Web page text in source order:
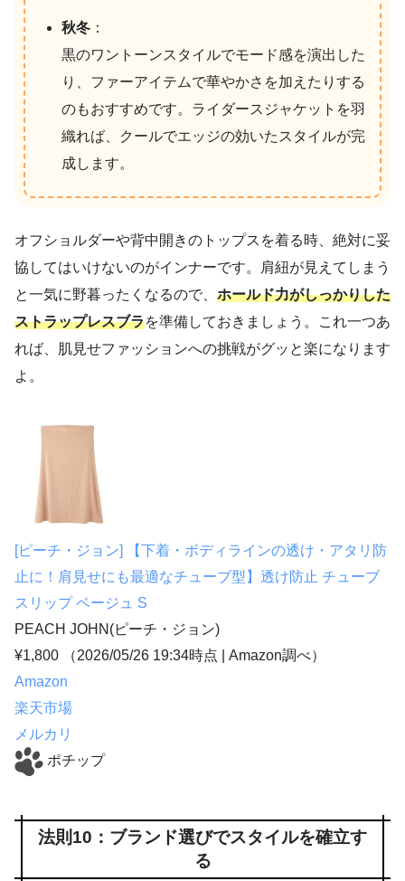
秋冬 ：
黒のワントーンスタイルでモード感を演出した
り、ファーアイテムで華やかさを加えたりする
のもおすすめです。ライダースジャケットを羽
織れば、クールでエッジの効いたスタイルが完
成します。
オフショルダーや背中開きのトップスを着る時、絶対に妥
協してはいけないのがインナーです。肩紐が見えてしまう
と一気に野暮ったくなるので、 ホールド力がしっかりした
ストラップレスブラを準備しておきましょう。これ一つあ
れば、肌見せファッションへの挑戦がグッと楽になります
よ。
[ピーチ・ジョン] 【下着・ボディラインの透け・アタリ防
止に！肩見せにも最適なチューブ型】透け防止 チューブ
スリップ ベージュ S
PEACH JOHN(ピーチ・ジョン)
¥1,800
（2026/05/26 19:34時点 | Amazon調べ）
Amazon
楽天市場
メルカリ
ポチップ
法則10：ブランド選びでスタイルを確立す
る